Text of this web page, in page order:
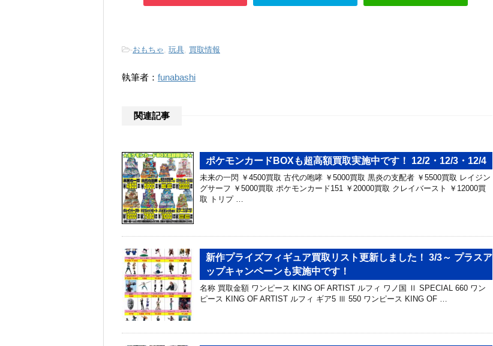
-おもちゃ, 玩具, 買取情報
執筆者： funabashi
関連記事
ポケモンカードBOXも超高額買取実施中です！ 12/2・12/3・12/4
未来の一閃 ￥4500買取 古代の咆哮 ￥5000買取 黒炎の支配者 ￥5500買取 レイジン
グサーフ ￥5000買取 ポケモンカード151 ￥20000買取 クレイバースト ￥12000買
取 トリプ …
新作プライズフィギュア買取リスト更新しました！ 3/3～ プラスア
ップキャンペーンも実施中です！
名称 買取金額 ワンピース KING OF ARTIST ルフィ ワノ国 Ⅱ SPECIAL 660 ワン
ピース KING OF ARTIST ルフィ ギア5 Ⅲ 550 ワンピース KING OF …